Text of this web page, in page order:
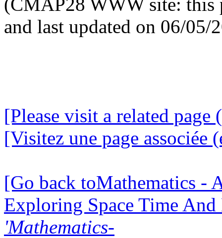
and last updated on 06/05/
[Please visit a related
[Visitez une page
[Go back toMathematics -
Exploring Space Time
'Mathematics-